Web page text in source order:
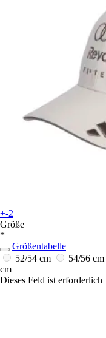
+-2
Größe
*
Größentabelle
52/54 cm
54/56 cm
cm
Dieses Feld ist erforderlich